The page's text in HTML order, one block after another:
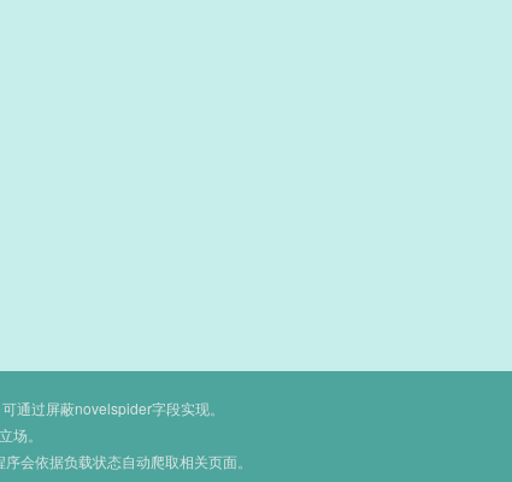
通过屏蔽novelspider字段实现。
。
会依据负载状态自动爬取相关页面。